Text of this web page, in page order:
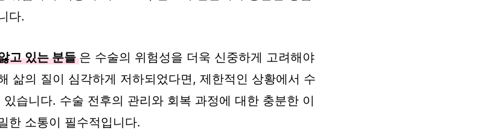
다.
고 있는 분들 은 수술의 위험성을 더욱 신중하게 고려해야
삶의 질이 심각하게 저하되었다면, 제한적인 상황에서 수
습니다. 수술 전후의 관리와 회복 과정에 대한 충분한 이
한 소통이 필수적입니다.